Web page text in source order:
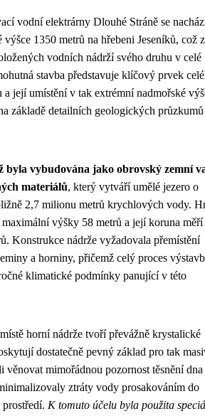
vodní elektrárny Dlouhé Stráně se
výšce 1350 metrů na hřebeni Jeseníků, což
vodních nádrží svého druhu v celé
stavba představuje klíčový prvek
a její umístění v tak extrémní nadmořské
základě detailních geologických průzkumů
byla vybudována jako obrovský zemní
materiálů, který vytváří umělé jezero o
2,7 milionu metrů krychlových vody.
maximální výšky 58 metrů a její koruna měří
Konstrukce nádrže vyžadovala přemístění
a horniny, přičemž celý proces
klimatické podmínky panující v této
horní nádrže tvoří převážně krystalické
dostatečně pevný základ pro tak
věnovat mimořádnou pozornost těsnění dna
ztráty vody prosakováním do
K tomuto účelu byla použita